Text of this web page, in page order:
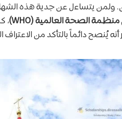
ولمن يتساءل عن جدية هذه
منظمة الصحة العالمية (WHO)
،
أنه يُنصح دائماً بالتأكد من